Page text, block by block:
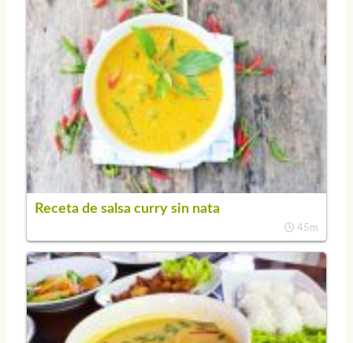
Receta de salsa curry sin nata
45m